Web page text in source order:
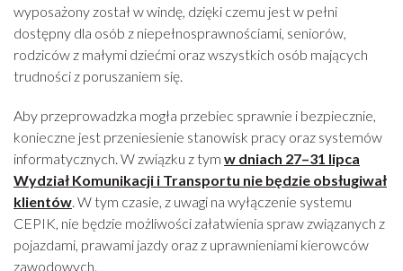
wyposażony został w windę, dzięki czemu jest w pełni
dostępny dla osób z niepełnosprawnościami, seniorów,
rodziców z małymi dziećmi oraz wszystkich osób mających
trudności z poruszaniem się.
Aby przeprowadzka mogła przebiec sprawnie i bezpiecznie,
konieczne jest przeniesienie stanowisk pracy oraz systemów
informatycznych. W związku z tym w dniach 27–31 lipca
Wydział Komunikacji i Transportu nie będzie obsługiwał
klientów. W tym czasie, z uwagi na wyłączenie systemu
CEPIK, nie będzie możliwości załatwienia spraw związanych z
pojazdami, prawami jazdy oraz z uprawnieniami kierowców
zawodowych.